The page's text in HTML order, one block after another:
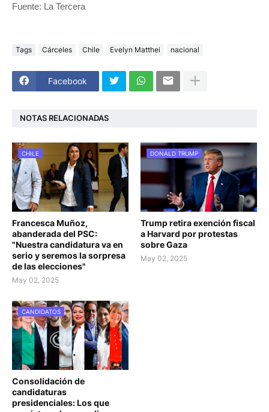
Fuente: La Tercera
Tags Cárceles Chile Evelyn Matthei nacional
Facebook
NOTAS RELACIONADAS
CHILE
Francesca Muñoz,
abanderada del PSC:
"Nuestra candidatura va en
serio y seremos la sorpresa
de las elecciones"
May 02, 2025
DONALD TRUMP
Trump retira exención fiscal
a Harvard por protestas
sobre Gaza
May 02, 2025
CANDIDATOS
Consolidación de
candidaturas
presidenciales: Los que